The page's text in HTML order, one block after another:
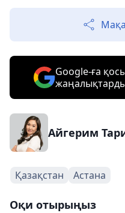
Google-ға
Айгерим
Қазақстан Астана
Оқи отырыңыз